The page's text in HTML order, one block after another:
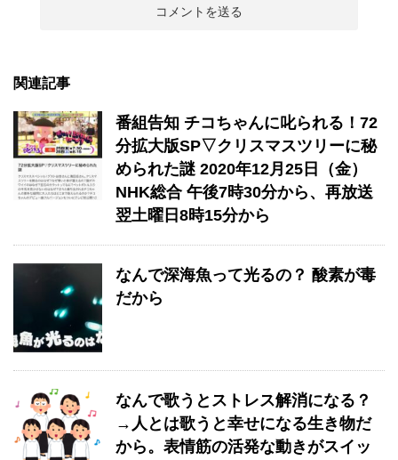
関連記事
番組告知 チコちゃんに叱られる！72
分拡大版SP▽クリスマスツリーに秘
められた謎 2020年12月25日（金）
NHK総合 午後7時30分から、再放送
翌土曜日8時15分から
なんで深海魚って光るの？ 酸素が毒
だから
なんで歌うとストレス解消になる？
→人とは歌うと幸せになる生き物だ
から。表情筋の活発な動きがスイッ